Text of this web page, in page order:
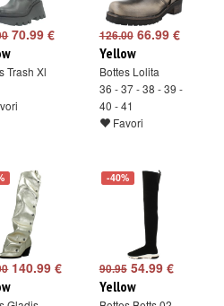
70.99 €
Trash Xl
126.0066.99 €
Yellow
Bottes Lolita
36 - 37 - 38 - 39 -
40 - 41
Favori
140.99 €
-40%
90.9554.99 €
Yellow